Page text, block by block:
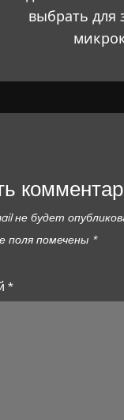
выбрать для
не будет
поля помечены *
*